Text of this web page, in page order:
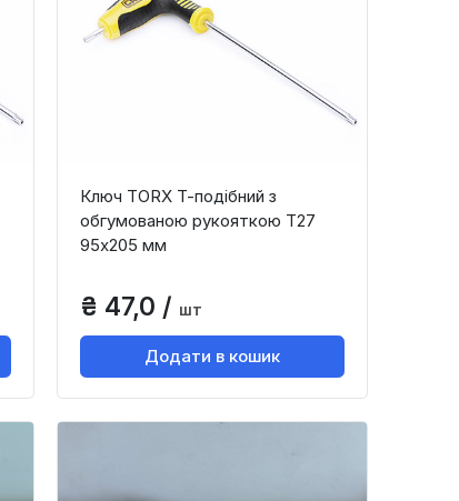
Ключ TORX Т-подібний з
обгумованою рукояткою Т27
95х205 мм
₴ 47,0 / шт
Додати в кошик